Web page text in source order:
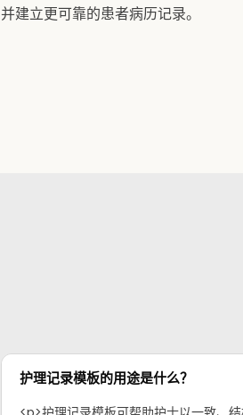
并建立更可靠的患者病历记录。
护理记录模板的用途是什么？